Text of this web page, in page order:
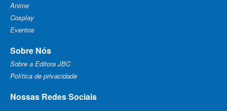
Anime
Cosplay
Eventos
Sobre Nós
Sobre a Editora JBC
Política de privacidade
Nossas Redes Sociais